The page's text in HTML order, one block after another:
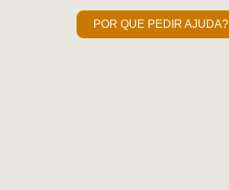
POR QUE PEDIR AJUDA?